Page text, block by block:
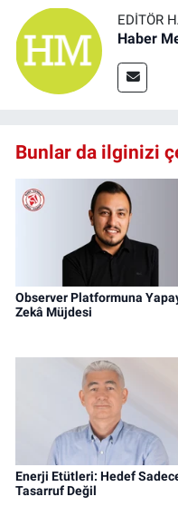
EDITÖR
Haber
Bunlar da ilginizi
Observer Platformuna
Zekâ Müjdesi
Enerji Etütleri: Hedef
Tasarruf Değil